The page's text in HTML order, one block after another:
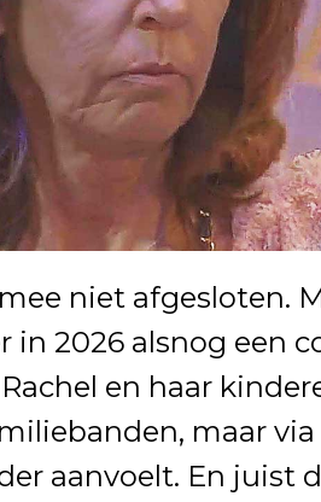
niet afgesloten.
in 2026 alsnog een
en haar
maar
aanvoelt. En juist